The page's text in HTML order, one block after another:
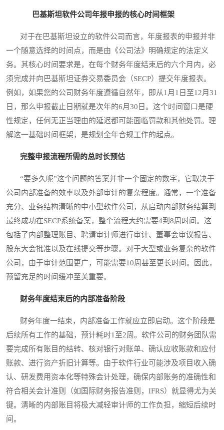
巴基斯坦软件公司年报申报的核心时间框架
对于在巴基斯坦设立的软件公司而言，年度报表的申报并非
一个随意选择的时间点，而是由《公司法》明确规定的法定义
务。其核心时间要求是，在每个财务年度结束后的六个月内，必
须完成并向巴基斯坦证券交易委员会（SECP）提交年度报表。
例如，如果您的公司财务年度遵循自然年，即从1月1日至12月31
日，那么申报截止日期就是次年的6月30日。这个时间窗口是硬
性规定，任何无正当理由的延迟都可能面临罚款和其他处罚。理
解这一基础时间框架，是规划全年合规工作的起点。
完整申报流程所需的总时长预估
“要多久呢”这个问题的答案并非一个固定的数字，它取决于
公司内部准备的效率以及外部审计的复杂程度。通常，一个准备
充分、业务结构清晰的中小型软件公司，从启动内部财务结算到
最终成功在SECP系统备案，整个流程大约需要4到8周时间。这
包括了内部整理账目、聘请审计师进行审计、董事会审议报告、
股东大会批准以及在线提交等步骤。对于大型或业务复杂的软件
公司，由于审计范围更广，可能需要10周甚至更长时间。因此，
预留充足的时间缓冲至关重要。
财务年度结束后的内部准备阶段
财务年度一结束，内部准备工作就应立即启动。这个阶段是
后续所有工作的基础，预计耗时1至2周。软件公司的财务团队需
要完成所有账目的结转、核对银行对账单、确认应收账款和应付
账款、进行资产折旧计算等。由于软件行业可能涉及项目收入确
认、研发费用资本化等特殊会计处理，确保内部账务的准确性和
符合相关会计准则（如国际财务报告准则，IFRS）就显得尤为关
键。清晰的内部账目将极大减轻审计师的工作负担，缩短后续时
间。